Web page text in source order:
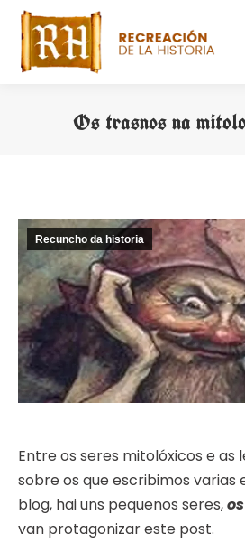
Os trasnos na
Recuncho da historia
Entre os seres mitolóxicos e as
sobre os que escribimos varias
blog, hai uns pequenos seres,
van protagonizar este post.